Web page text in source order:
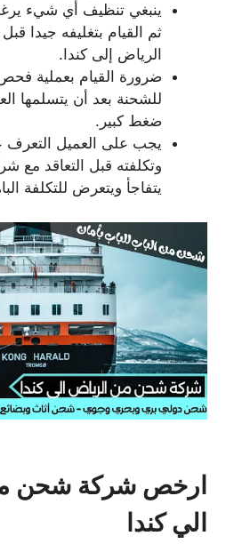
ينبغي تنظيف أي شيء
ثم القيام بتغليفه جيدا
الرياض إلى كندا.
ضرورة القيام بعملية
للشحنة بعد أن يتسلمها
ضغط كبير.
يجب على العميل
وتكلفته قبل التعاقد مع
يتفاجأ ويتعرض للتكلفة
ارخص شركة شحن
الي كندا